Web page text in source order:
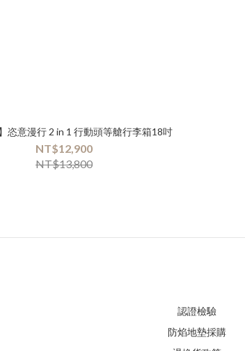
恣意漫行 2 in 1 行動頭等艙行李箱18吋
NT$12,900
NT$13,800
認證檢驗
防焰地墊採購